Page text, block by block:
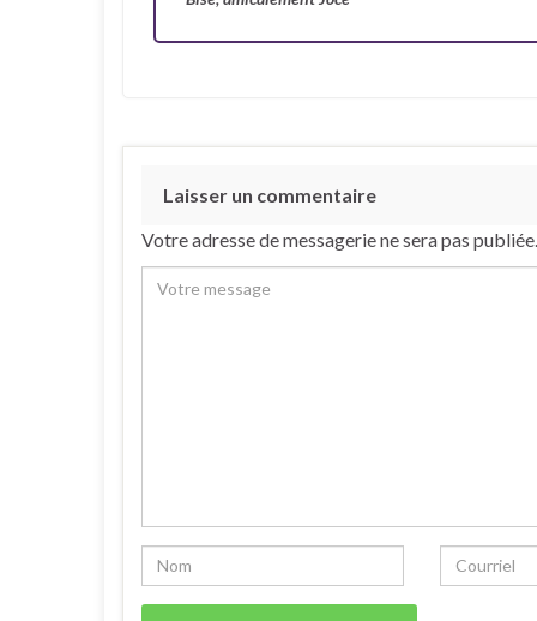
Laisser un commentaire
Votre adresse de messagerie ne sera pas publiée.